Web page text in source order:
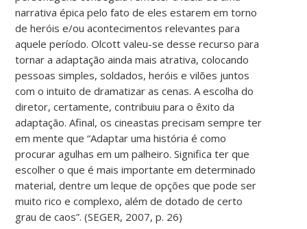
narrativa épica pelo fato de eles estarem em torno
de heróis e/ou acontecimentos relevantes para
aquele período. Olcott valeu-se desse recurso para
tornar a adaptação ainda mais atrativa, colocando
pessoas simples, soldados, heróis e vilões juntos
com o intuito de dramatizar as cenas. A escolha do
diretor, certamente, contribuiu para o êxito da
adaptação. Afinal, os cineastas precisam sempre ter
em mente que “Adaptar uma história é como
procurar agulhas em um palheiro. Significa ter que
escolher o que é mais importante em determinado
material, dentre um leque de opções que pode ser
muito rico e complexo, além de dotado de certo
grau de caos”. (SEGER, 2007, p. 26)